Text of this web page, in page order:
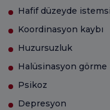
Hafif düzeyde
Koordinasyon kaybı
Huzursuzluk
Halüsinasyon görme
Psikoz
Depresyon